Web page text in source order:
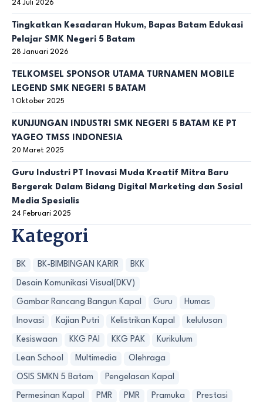
24 Juli 2026
Tingkatkan Kesadaran Hukum, Bapas Batam Edukasi
Pelajar SMK Negeri 5 Batam
28 Januari 2026
TELKOMSEL SPONSOR UTAMA TURNAMEN MOBILE
LEGEND SMK NEGERI 5 BATAM
1 Oktober 2025
KUNJUNGAN INDUSTRI SMK NEGERI 5 BATAM KE PT
YAGEO TMSS INDONESIA
20 Maret 2025
Guru Industri PT Inovasi Muda Kreatif Mitra Baru
Bergerak Dalam Bidang Digital Marketing dan Sosial
Media Spesialis
24 Februari 2025
Kategori
BK BK-BIMBINGAN KARIR BKK
Desain Komunikasi Visual(DKV)
Gambar Rancang Bangun Kapal Guru Humas
Inovasi Kajian Putri Kelistrikan Kapal kelulusan
Kesiswaan KKG PAI KKG PAK Kurikulum
Lean School Multimedia Olehraga
OSIS SMKN 5 Batam Pengelasan Kapal
Permesinan Kapal PMR PMR Pramuka Prestasi